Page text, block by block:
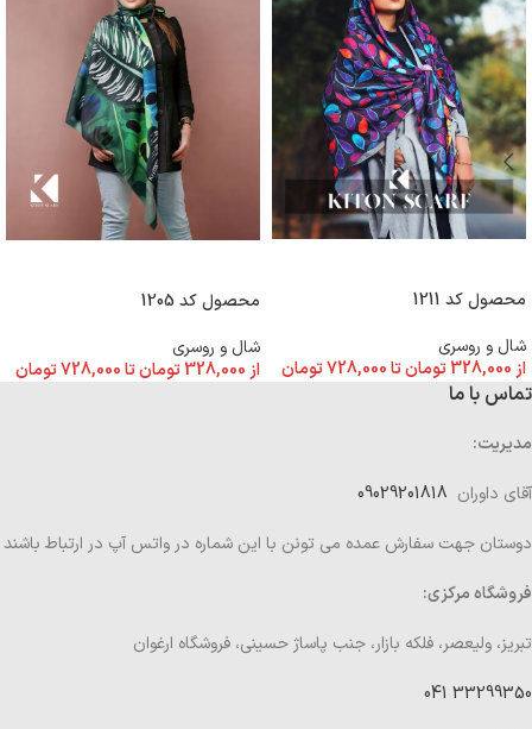
محصول کد 1211
شال و روسری
از 328,000تومانتا728,000تومان
محصول کد 1205
شال و روسری
از 328,000تومانتا728,000تومان
تماس با ما
مدیریت:
آقای داوران
دوستان جهت سفارش عمده می تونن با این شماره در واتس آپ در ارتباط باشند
فروشگاه مرکزی:
تبریز، ولیعصر، فلکه بازار، جنب پاساژ حسینی، فروشگاه ارغوان
33299350 041